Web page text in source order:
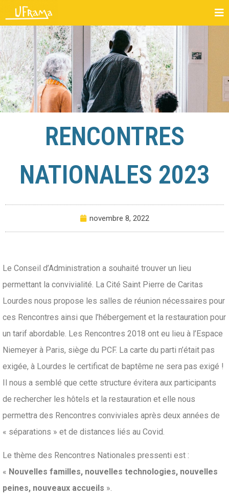
RENCONTRES
NATIONALES 2023
novembre 8, 2022
Le Conseil d’Administration a souhaité trouver un lieu
permettant la convivialité. La Cité Saint Pierre de Caritas
Lourdes nous propose les salles de réunion nécessaires pour
ces Rencontres ainsi que l’hébergement et la restauration pour
un tarif abordable. Les Rencontres 2018 ont eu lieu à l’Espace
Niemeyer à Paris, siège du PCF. La carte du parti n’était pas
exigée, à Lourdes le certificat de baptême ne sera pas exigé !
Il nous a semblé que cette structure évitera aux participants
de rechercher les hôtels et la restauration et elle nous
permettra des Rencontres conviviales après deux années de
« séparations » et de distances liés au Covid.
Le thème des Rencontres Nationales pressenti est :
« Nouvelles familles, nouvelles technologies, nouvelles
peines, nouveaux accueils ».